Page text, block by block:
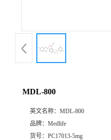
MDL-800
英文名称： MDL-800
品牌： Medlife
货号： PC17013-5mg